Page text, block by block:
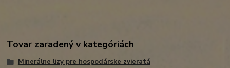
Tovar zaradený v kategóriách
Minerálne lizy pre hospodárske zvieratá